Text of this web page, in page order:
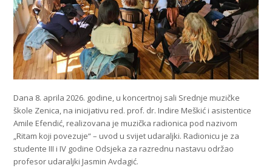
Dana 8. aprila 2026. godine, u koncertnoj sali Srednje muzičke
škole Zenica, na inicijativu red. prof. dr. Indire Meškić i asistentice
Amile Efendić, realizovana je muzička radionica pod nazivom
„Ritam koji povezuje“ – uvod u svijet udaraljki. Radionicu je za
studente III i IV godine Odsjeka za razrednu nastavu održao
profesor udaraljki Jasmin Avdagić.